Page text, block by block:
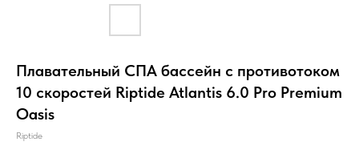
Плавательный СПА бассейн с противотоком
10 скоростей Riptide Atlantis 6.0 Pro Premium
Oasis
Riptide